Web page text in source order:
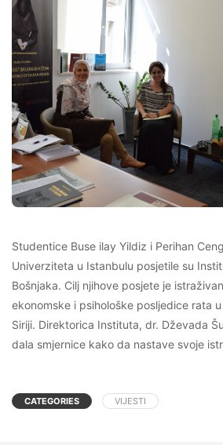
Studentice Buse ilay Yildiz i Perihan
Univerziteta u Istanbulu posjetile su
Bošnjaka. Cilj njihove posjete je
ekonomske i psihološke posljedice rata
Siriji. Direktorica Instituta, dr. Dževada
dala smjernice kako da nastave svoje
CATEGORIES VIJESTI